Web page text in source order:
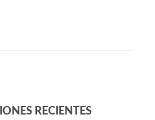
RECIENTES